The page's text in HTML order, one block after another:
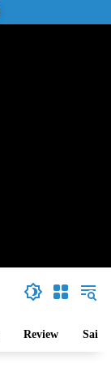
Review Sains